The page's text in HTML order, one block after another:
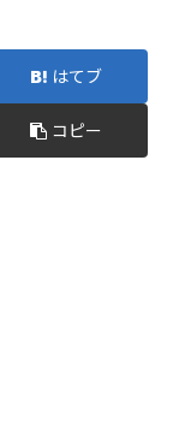
はてブ
コピー